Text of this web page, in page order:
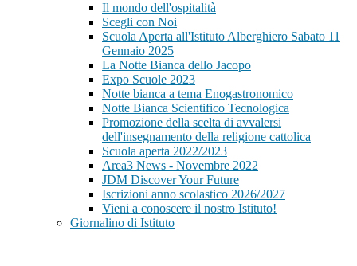
Il mondo dell'ospitalità
Scegli con Noi
Scuola Aperta all'Istituto Alberghiero Sabato 11
Gennaio 2025
La Notte Bianca dello Jacopo
Expo Scuole 2023
Notte bianca a tema Enogastronomico
Notte Bianca Scientifico Tecnologica
Promozione della scelta di avvalersi
dell'insegnamento della religione cattolica
Scuola aperta 2022/2023
Area3 News - Novembre 2022
JDM Discover Your Future
Iscrizioni anno scolastico 2026/2027
Vieni a conoscere il nostro Istituto!
Giornalino di Istituto